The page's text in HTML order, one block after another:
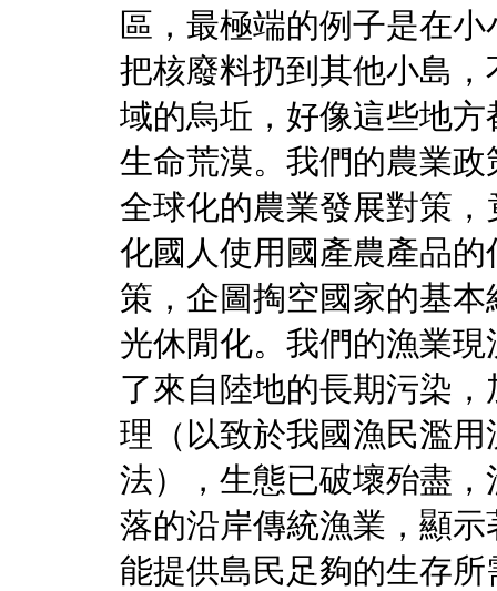
區，最極端的例子是在
把核廢料扔到其他小島
域的烏坵，好像這些地
生命荒漠。我們的農業
全球化的農業發展對策
化國人使用國產農產品
策，企圖掏空國家的基
光休閒化。我們的漁業
了來自陸地的長期污染
理（以致於我國漁民濫
法），生態已破壞殆盡
落的沿岸傳統漁業，顯
能提供島民足夠的生存